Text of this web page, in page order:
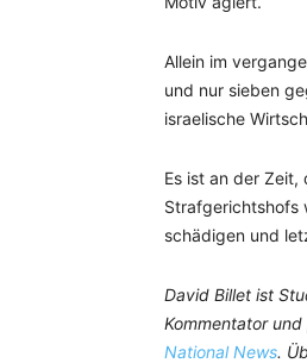
Allein im
und nur sieben
israelische
Es ist an der
Strafgerichtshofs
schädigen und
David Billet ist
Kommentator
National News.